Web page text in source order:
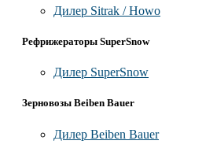
Дилер Sitrak / Howo
Рефрижераторы SuperSnow
Дилер SuperSnow
Зерновозы Beiben Bauer
Дилер Beiben Bauer